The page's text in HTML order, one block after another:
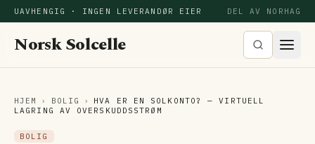
UAVHENGIG · INGEN LEVERANDØR EIER DEL AV NORHAG
Norsk Solcelle
HJEM › BOLIG ›
HVA ER EN SOLKONTO? — VIRTUELL
LAGRING AV OVERSKUDDSSTRØM
BOLIG